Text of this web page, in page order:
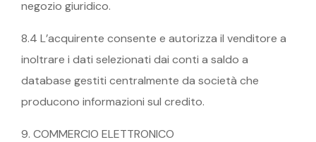
negozio giuridico.
8.4 L’acquirente consente e autorizza il venditore a
inoltrare i dati selezionati dai conti a saldo a
database gestiti centralmente da società che
producono informazioni sul credito.
9. COMMERCIO ELETTRONICO